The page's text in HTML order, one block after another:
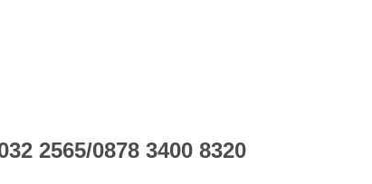
2565/0878 3400 8320